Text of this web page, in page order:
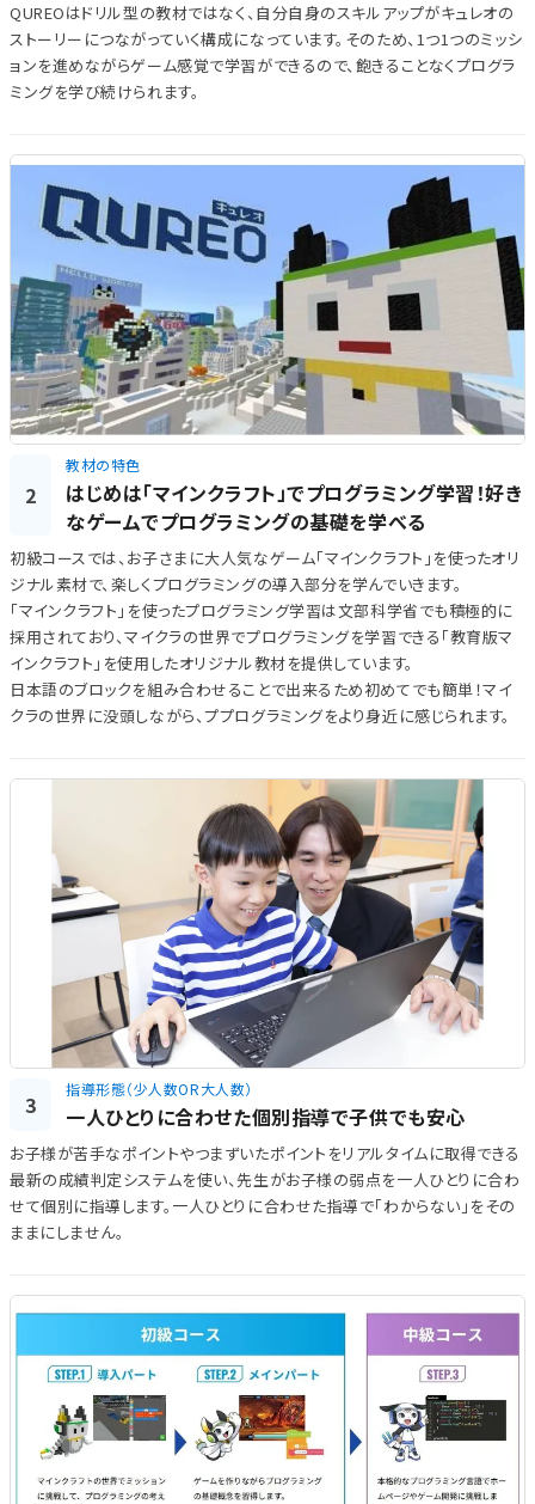
QUREOはドリル型の教材ではなく、自分自身のスキルアップがキュレオの
ストーリーにつながっていく構成になっています。そのため、1つ1つのミッシ
ョンを進めながらゲーム感覚で学習ができるので、飽きることなくプログラ
ミングを学び続けられます。
2
教材の特色
はじめは「マインクラフト」でプログラミング学習！好き
なゲームでプログラミングの基礎を学べる
初級コースでは、お子さまに大人気なゲーム「マインクラフト」を使ったオリ
ジナル素材で、楽しくプログラミングの導入部分を学んでいきます。
「マインクラフト」を使ったプログラミング学習は文部科学省でも積極的に
採用されており、マイクラの世界でプログラミングを学習できる「教育版マ
インクラフト」を使用したオリジナル教材を提供しています。
日本語のブロックを組み合わせることで出来るため初めてでも簡単！マイ
クラの世界に没頭しながら、ププログラミングをより身近に感じられます。
3
指導形態（少人数OR大人数）
一人ひとりに合わせた個別指導で子供でも安心
お子様が苦手なポイントやつまずいたポイントをリアルタイムに取得できる
最新の成績判定システムを使い、先生がお子様の弱点を一人ひとりに合わ
せて個別に指導します。一人ひとりに合わせた指導で「わからない」をその
ままにしません。